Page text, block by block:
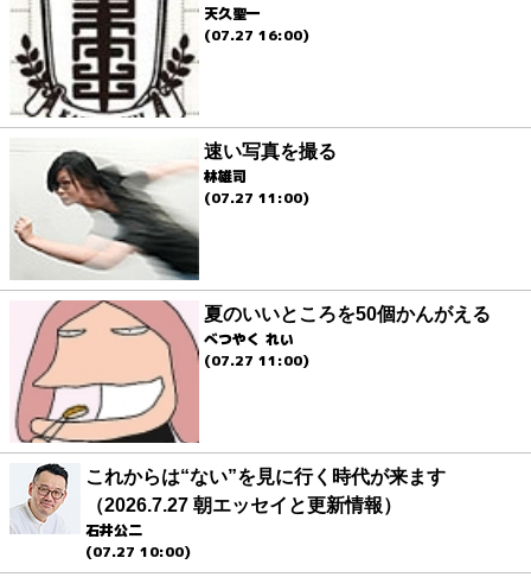
天久聖一
(07.27 16:00)
速い写真を撮る
林雄司
(07.27 11:00)
夏のいいところを50個かんがえる
べつやく れい
(07.27 11:00)
これからは“ない”を見に行く時代が来ます
（2026.7.27 朝エッセイと更新情報）
石井公二
(07.27 10:00)